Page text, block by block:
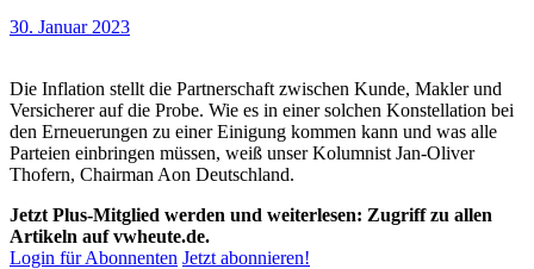
30. Januar 2023
Die Inflation stellt die Partnerschaft zwischen Kunde, Makler und
Versicherer auf die Probe. Wie es in einer solchen Konstellation bei
den Erneuerungen zu einer Einigung kommen kann und was alle
Parteien einbringen müssen, weiß unser Kolumnist Jan-Oliver
Thofern, Chairman Aon Deutschland.
Jetzt Plus-Mitglied werden und weiterlesen: Zugriff zu allen
Artikeln auf vwheute.de.
Login für Abonnenten Jetzt abonnieren!